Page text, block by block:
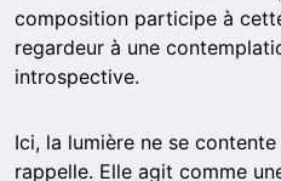
composition participe à
regardeur à une
introspective.
Ici, la lumière ne se
rappelle. Elle agit comme